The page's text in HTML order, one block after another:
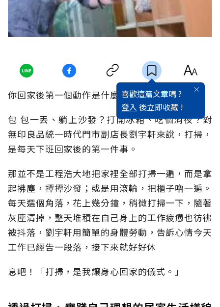
喜歡這篇文章嗎 ?
登入 後立即收藏 !
你回家後第一個動作是什麼？
包 包一丟、躺上沙發？打開冰箱、吃個消夜？對
無印良品統一時代門市副店長劉宇軒來說，打掃，
是每天下班回家後的第一件事。
那並不是工程浩大地把家裡全部打掃一遍，而是拿
起拂塵，撢撢沙發；或是用滾輪，把櫃子嚕一遍。
每天選個角落，花上幾分鐘，稍微打掃一下，隨著
灰塵清掉，整天堆積在自己身上的工作疲憊也彷彿
被抖落，劉宇軒用簡單的身體勞動，告訴心情今天
工作已經告一段落，接下來就好好休
息吧！「打掃，是我讓身心回家的儀式。」